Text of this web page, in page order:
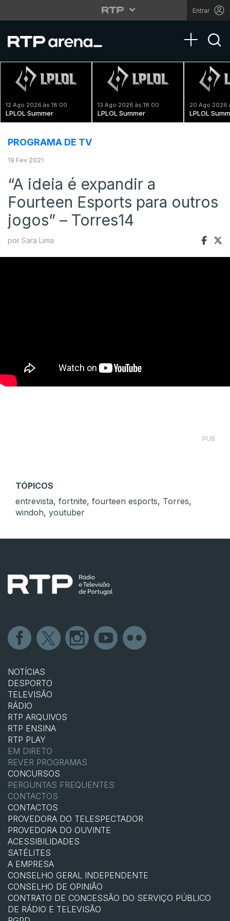
Entrar
Toggle
12 Ago 2026 às 18:00
LPLOL Summer
13 Ago 2026 às 18:00
LPLOL Summer
20 Ago 2026
LPLOL
PROGRAMA DE TV
19 Fev 2021
“A ideia é expandir a
Fourteen Esports para outros
jogos” – Torres14
por Sara Lima
PUB
TÓPICOS
entrevista, fortnite, fourteen esports, Torres,
windoh, youtuber
NOTÍCIAS
DESPORTO
TELEVISÃO
RÁDIO
RTP ARQUIVOS
RTP ENSINA
RTP PLAY
EM DIRETO
REVER PROGRAMAS
CONCURSOS
PERGUNTAS FREQUENTES
CONTACTOS
CONTACTOS
PROVEDORA DO TELESPECTADOR
PROVEDORA DO OUVINTE
ACESSIBILIDADES
SATÉLITES
A EMPRESA
CONSELHO GERAL INDEPENDENTE
CONSELHO DE OPINIÃO
CONTRATO DE CONCESSÃO DO SERVIÇO PÚBLICO
DE RÁDIO E TELEVISÃO